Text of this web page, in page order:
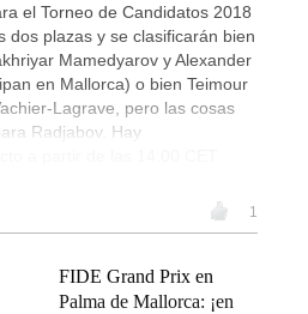
el Torneo de Candidatos 2018
dos plazas y se clasificarán bien
Mamedyarov y Alexander
en Mallorca) o bien Teimour
Lagrave, pero las cosas
Radjabov. Hay
1
FIDE Grand Prix en
Palma de Mallorca: ¡en